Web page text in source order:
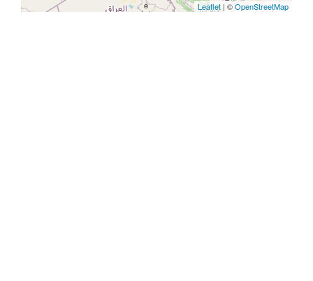
Leaflet | ©OpenStreetMap